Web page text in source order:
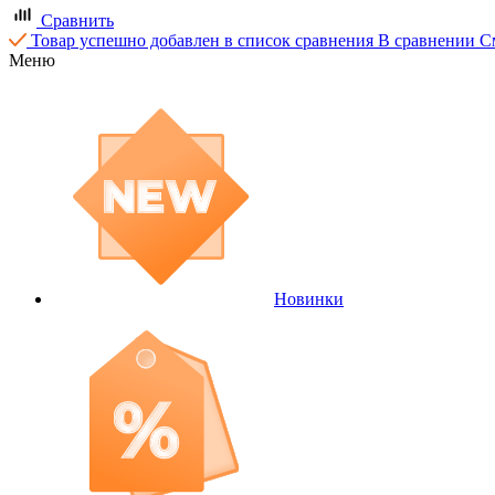
Сравнить
Товар успешно добавлен в список сравнения В сравнении
Меню
Новинки